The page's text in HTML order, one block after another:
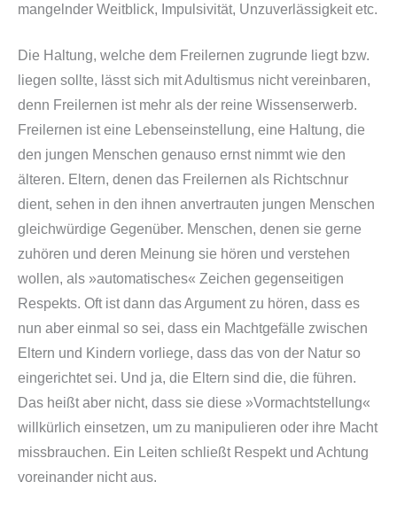
mangelnder Weitblick, Impulsivität, Unzuverlässigkeit etc.
Die Haltung, welche dem Freilernen zugrunde liegt bzw.
liegen sollte, lässt sich mit Adultismus nicht vereinbaren,
denn Freilernen ist mehr als der reine Wissenserwerb.
Freilernen ist eine Lebenseinstellung, eine Haltung, die
den jungen Menschen genauso ernst nimmt wie den
älteren. Eltern, denen das Freilernen als Richtschnur
dient, sehen in den ihnen anvertrauten jungen Menschen
gleichwürdige Gegenüber. Menschen, denen sie gerne
zuhören und deren Meinung sie hören und verstehen
wollen, als »automatisches« Zeichen gegenseitigen
Respekts. Oft ist dann das Argument zu hören, dass es
nun aber einmal so sei, dass ein Machtgefälle zwischen
Eltern und Kindern vorliege, dass das von der Natur so
eingerichtet sei. Und ja, die Eltern sind die, die führen.
Das heißt aber nicht, dass sie diese »Vormachtstellung«
willkürlich einsetzen, um zu manipulieren oder ihre Macht
missbrauchen. Ein Leiten schließt Respekt und Achtung
voreinander nicht aus.